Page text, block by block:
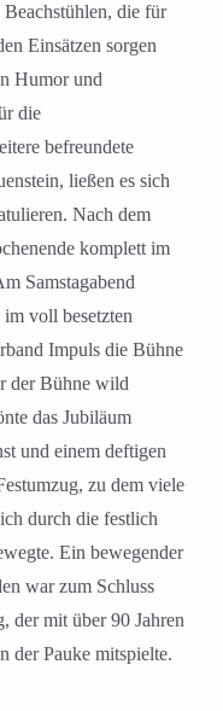
die für
Einsätzen sorgen
Humor und
die
befreundete
ließen es sich
Nach dem
komplett im
Samstagabend
voll besetzten
Impuls die Bühne
der Bühne wild
das Jubiläum
und einem deftigen
zu dem viele
durch die festlich
Ein bewegender
war zum Schluss
der mit über 90 Jahren
der Pauke mitspielte.